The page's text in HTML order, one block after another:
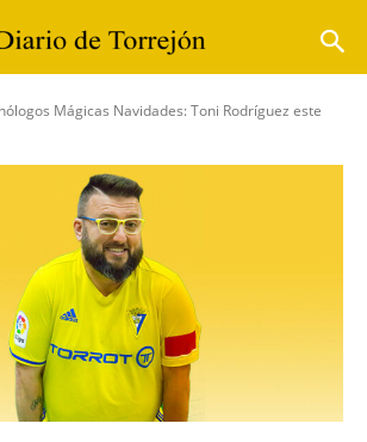
Mágicas Navidades: Toni Rodríguez este